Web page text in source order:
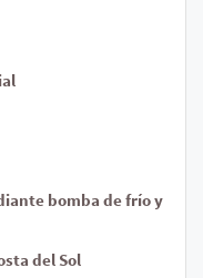
bomba de frío y
del Sol